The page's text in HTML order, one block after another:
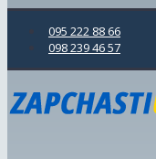
095 222 88 66
098 239 46 57